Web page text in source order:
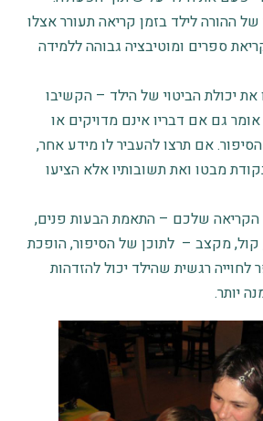
של ההורה לילד בזמן קריאה תעורר אצלו
ספרים ומוטיבציה גבוהה ללמידה
את יכולת הביטוי של הילד – הקשיבו
גם אם דבריו אינם מדויקים או
הסיפור. אם תרצו להעביר לו מידע אחר,
מבטו ואת תשובותיו אלא הציעו
הקריאה שלכם – התאמת הבעות פנים,
מקצב – לתוכן של הסיפור, הופכת
רגשית שהילד יכול להזדהות
יותר.